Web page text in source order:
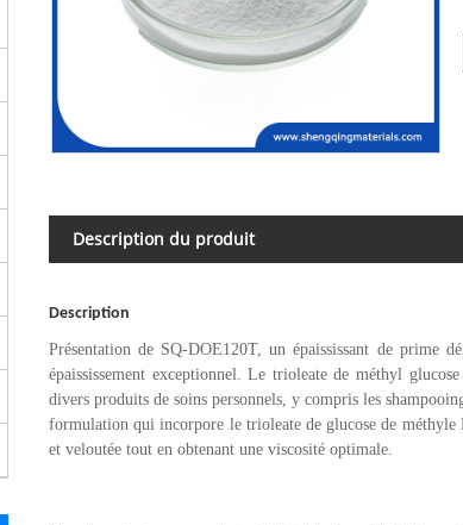
Description du produit
Description
Présentation de SQ-DOE120T, un épaississant de prime
épaississement exceptionnel. Le trioleate de méthyl
divers produits de soins personnels, y compris les
formulation qui incorpore le trioleate de glucose de méthyle
et veloutée tout en obtenant une viscosité optimale.